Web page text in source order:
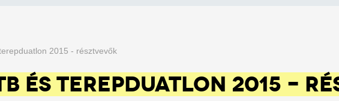
2015 - résztvevők
ÉS TEREPDUATLON 2015 -